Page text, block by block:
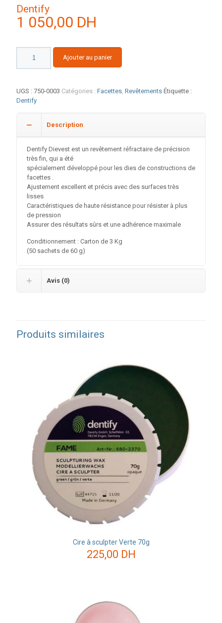
Dentify
1 050,00 DH
DieVest
Kg
Ajouter au panier
UGS : 750-0003 Catégories : Facettes, Revêtements Étiquette :
Dentify
Description
Dentify Dievest est un revêtement réfractaire de précision
très fin, qui a été
spécialement développé pour les dies de constructions de
facettes .
Ajustement excellent et précis avec des surfaces très
lisses
Caractéristiques de haute résistance pour résister à plus
de pression
Assurer des résultats sûrs et une adhérence maximale
Conditionnement : Carton de 3 Kg
(50 sachets de 60 g)
Avis (0)
Produits similaires
Cire à sculpter Verte 70g
225,00 DH